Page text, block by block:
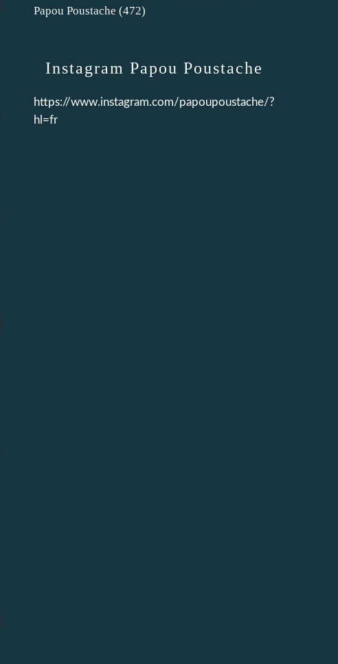
Papou Poustache (472)
Instagram Papou Poustache
https://www.instagram.com/papoupoustache/?
hl=fr